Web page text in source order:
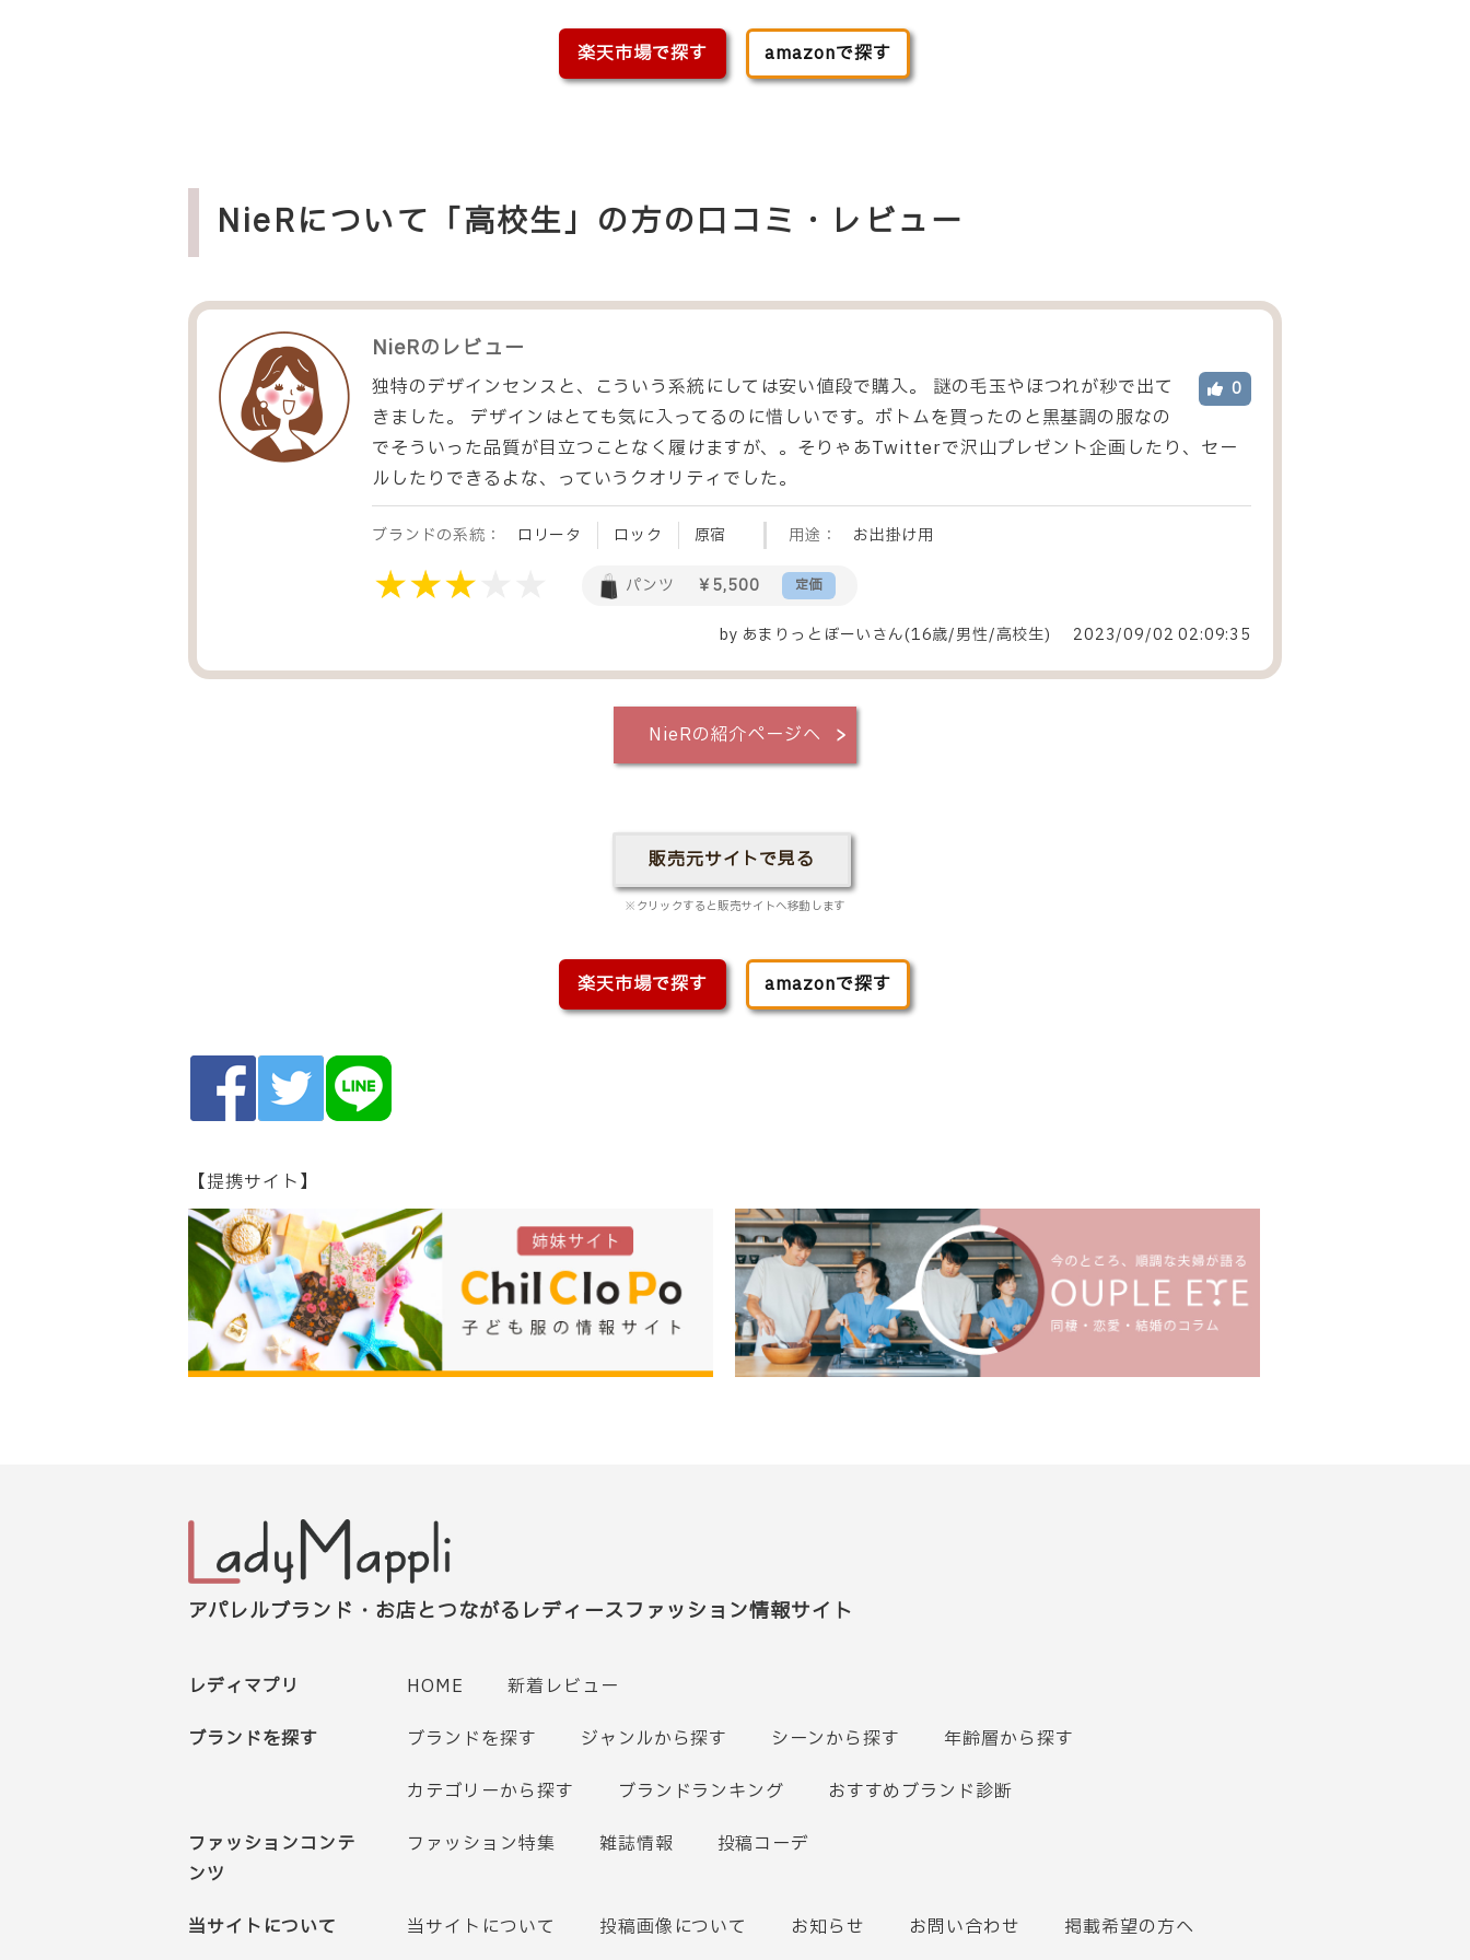
楽天市場で探す amazonで探す
NieRについて「高校生」の方の口コミ・レビュー
NieRのレビュー
0
独特のデザインセンスと、こういう系統にしては安い値段で購入。 謎の毛玉やほつれが秒で出て
きました。 デザインはとても気に入ってるのに惜しいです。ボトムを買ったのと黒基調の服なの
でそういった品質が目立つことなく履けますが、。そりゃあTwitterで沢山プレゼント企画したり、セー
ルしたりできるよな、っていうクオリティでした。
ブランドの系統： ロリータ ロック 原宿 用途： お出掛け用
パンツ ￥5,500 定価
by あまりっとぼーいさん(16歳/男性/高校生) 2023/09/02 02:09:35
NieRの紹介ページへ
販売元サイトで見る
※クリックすると販売サイトへ移動します
楽天市場で探す amazonで探す
【提携サイト】
アパレルブランド・お店とつながるレディースファッション情報サイト
レディマプリ HOME
新着レビュー
ブランドを探す
ブランドを探す ジャンルから探す シーンから探す
年齢層から探す
カテゴリーから探す
ブランドランキング
おすすめブランド診断
ファッションコンテ
ンツ
ファッション特集 雑誌情報 投稿コーデ
当サイトについて 当サイトについて 投稿画像について お知らせ お問い合わせ 掲載希望の方へ